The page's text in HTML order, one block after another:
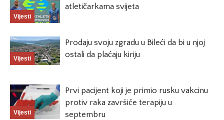
Vijesti
atletičarkama svijeta
Vijesti
Prodaju svoju zgradu u Bileći da bi u njoj
ostali da plaćaju kiriju
Vijesti
Prvi pacijent koji je primio rusku vakcinu
protiv raka završiće terapiju u
septembru